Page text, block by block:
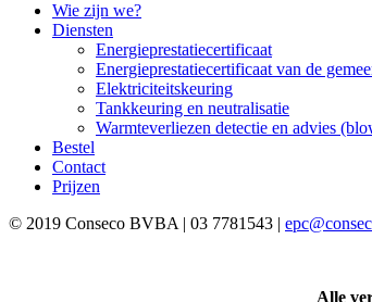
Wie zijn we?
Diensten
Energieprestatiecertificaat
Energieprestatiecertificaat van de
Elektriciteitskeuring
Tankkeuring en neutralisatie
Warmteverliezen detectie en advies
Bestel
Contact
Prijzen
© 2019 Conseco BVBA | 03 7781543 |
Alle